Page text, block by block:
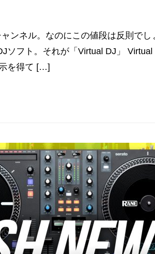
ンネル。なのにこの値段は反則でし
ソフト。それが「Virtual DJ」
を得て […]